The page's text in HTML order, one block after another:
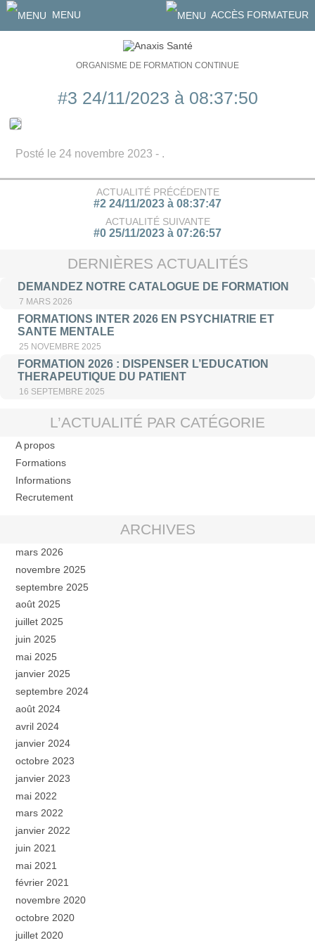
MENU ACCÈS FORMATEUR
ORGANISME DE FORMATION CONTINUE
#3 24/11/2023 à 08:37:50
Posté le 24 novembre 2023 - .
ACTUALITÉ PRÉCÉDENTE
#2 24/11/2023 à 08:37:47
ACTUALITÉ SUIVANTE
#0 25/11/2023 à 07:26:57
DERNIÈRES ACTUALITÉS
DEMANDEZ NOTRE CATALOGUE DE FORMATION
7 MARS 2026
FORMATIONS INTER 2026 EN PSYCHIATRIE ET
SANTE MENTALE
25 NOVEMBRE 2025
FORMATION 2026 : DISPENSER L’EDUCATION
THERAPEUTIQUE DU PATIENT
16 SEPTEMBRE 2025
L’ACTUALITÉ PAR CATÉGORIE
A propos
Formations
Informations
Recrutement
ARCHIVES
mars 2026
novembre 2025
septembre 2025
août 2025
juillet 2025
juin 2025
mai 2025
janvier 2025
septembre 2024
août 2024
avril 2024
janvier 2024
octobre 2023
janvier 2023
mai 2022
mars 2022
janvier 2022
juin 2021
mai 2021
février 2021
novembre 2020
octobre 2020
juillet 2020